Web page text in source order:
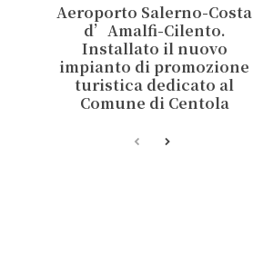
Aeroporto Salerno-Costa
d’Amalfi-Cilento.
Installato il nuovo
impianto di promozione
turistica dedicato al
Comune di Centola